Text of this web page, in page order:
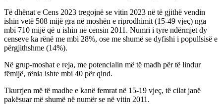
Të dhënat e Cens 2023 tregojnë se vitin 2023 në të gjithë vendin
ishin vetë 508 mijë gra në moshën e riprodhimit (15-49 vjeç) nga
mbi 710 mijë që u ishin ne censin 2011. Numri i tyre ndërmjet dy
censeve ka rënë me mbi 28%, ose me shumë se dyfishi i popullsisë e
përgjithshme (14%).
Në grup-moshat e reja, me potencialin më të madh për të lindur
fëmijë, rënia ishte mbi 40 për qind.
Tkurrjen më të madhe e kanë femrat në 15-19 vjeç, të cilat janë
pakësuar më shumë në numër se në vitin 2011.